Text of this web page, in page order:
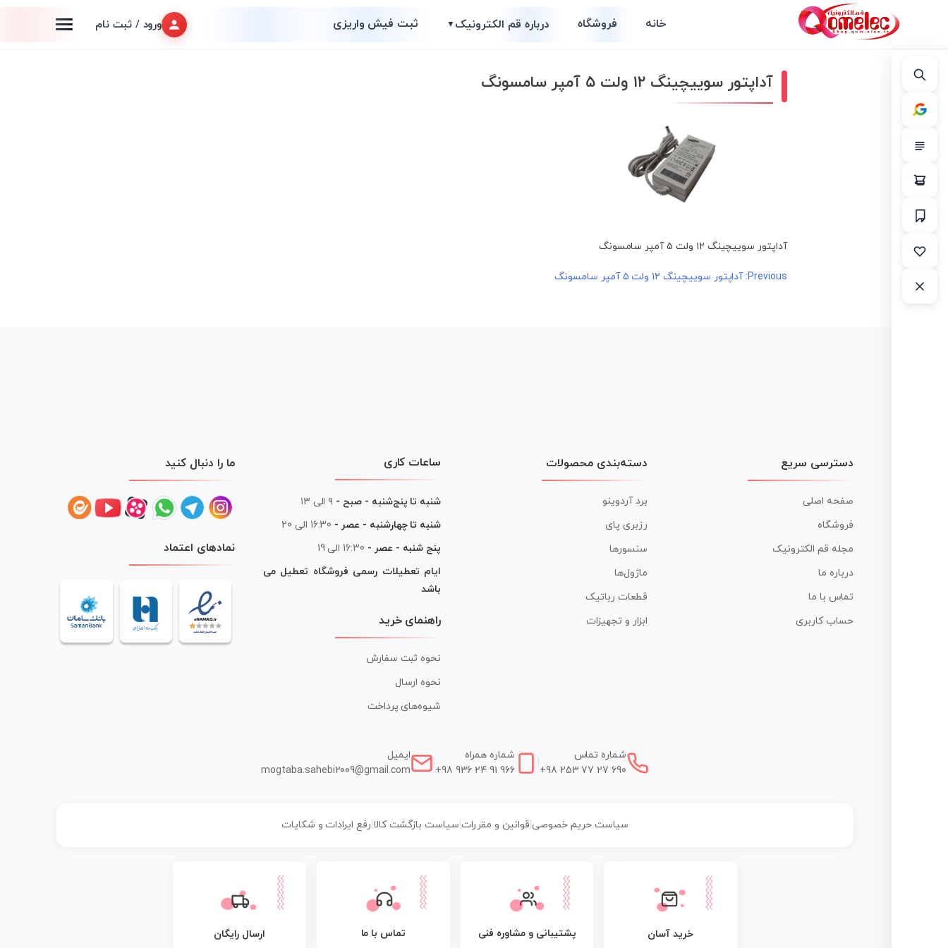
خانه فروشگاه درباره قم الکترونیک▼ ثبت فیش واریزی ورود / ثبت نام
آداپتور سوییچینگ ۱۲ ولت ۵ آمپر سامسونگ
آداپتور سوییچینگ ۱۲ ولت ۵ آمپر سامسونگ
راهبری
Previous: آداپتور سوییچینگ ۱۲ ولت ۵ آمپر سامسونگ
دسترسی سریع
صفحه اصلی
فروشگاه
مجله قم الکترونیک
درباره ما
تماس با ما
حساب کاربری
دسته‌بندی محصولات
برد آردوینو
رزبری پای
سنسورها
ماژول‌ها
قطعات رباتیک
ابزار و تجهیزات
ساعات کاری
شنبه تا پنج‌شنبه - صبح - ۹ الی ۱۳
شنبه تا چهارشنبه - عصر - 16:30 الی 20
پنج شنبه - عصر - 16:30 الی 19
ایام تعطیلات رسمی فروشگاه تعطیل می
باشد
راهنمای خرید
نحوه ثبت سفارش
نحوه ارسال
شیوه‌های پرداخت
ما را دنبال کنید
نمادهای اعتماد
شماره تماس
+98 253 77 27 690
شماره همراه
+98 936 24 91 966
ایمیل
mogtaba.sahebi2009@gmail.com
سیاست حریم خصوصی| قوانین و مقررات سیاست بازگشت کالا رفع ایرادات و شکایات
خرید آسان پشتیبانی و مشاوره فنی تماس با ما ارسال رایگان